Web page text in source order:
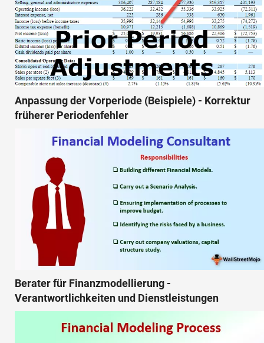
Anpassung der Vorperiode (Beispiele) - Korrektur
früherer Periodenfehler
Berater für Finanzmodellierung -
Verantwortlichkeiten und Dienstleistungen